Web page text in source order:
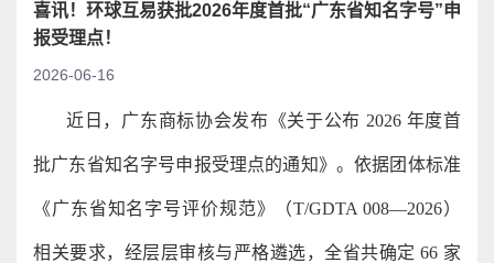
喜讯！环球互易获批2026年度首批“广东省知名字号”申
报受理点！
2026-06-16
近日，广东商标协会发布《关于公布 2026 年度首
批广东省知名字号申报受理点的通知》。依据团体标准
《广东省知名字号评价规范》（T/GDTA 008—2026）
相关要求，经层层审核与严格遴选，全省共确定 66 家